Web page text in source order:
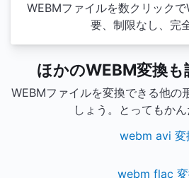
WEBMファイルを数クリック
要、制限なし、完
ほかのWEBM変換も
WEBMファイルを変換できる他の
しょう。とってもかん
webm avi 変
webm flac